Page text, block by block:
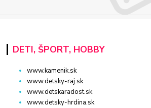
DETI, ŠPORT, HOBBY
www.kamenik.sk
www.detsky-raj.sk
www.detskaradost.sk
www.detsky-hrdina.sk